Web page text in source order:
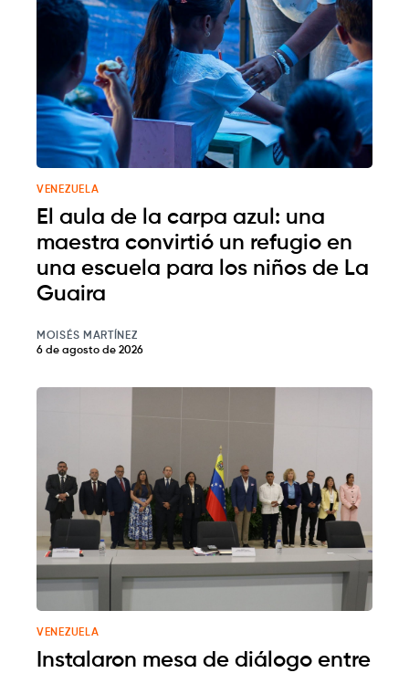
VENEZUELA
El aula de la carpa azul: una
maestra convirtió un refugio en
una escuela para los niños de La
Guaira
MOISÉS MARTÍNEZ
6 de agosto de 2026
VENEZUELA
Instalaron mesa de diálogo entre